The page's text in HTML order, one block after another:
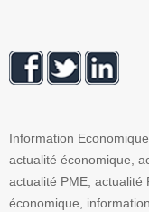
Information
actualité économique,
actualité PME, actualité
économique,